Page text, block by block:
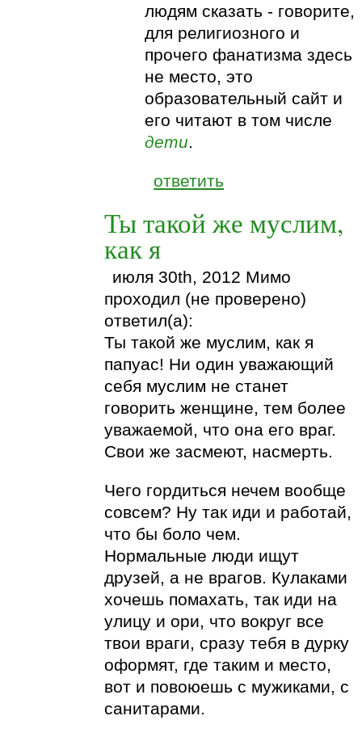
людям сказать - говорите,
для религиозного и
прочего фанатизма здесь
не место, это
образовательный сайт и
его читают в том числе
дети.
ответить
Ты такой же муслим,
как я
июля 30th, 2012 Мимо
проходил (не проверено)
ответил(а):
Ты такой же муслим, как я
папуас! Ни один уважающий
себя муслим не станет
говорить женщине, тем более
уважаемой, что она его враг.
Свои же засмеют, насмерть.
Чего гордиться нечем вообще
совсем? Ну так иди и работай,
что бы боло чем.
Нормальные люди ищут
друзей, а не врагов. Кулаками
хочешь помахать, так иди на
улицу и ори, что вокруг все
твои враги, сразу тебя в дурку
оформят, где таким и место,
вот и повоюешь с мужиками, с
санитарами.